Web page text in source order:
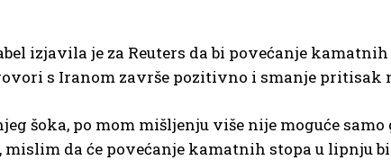
izjavila je za Reuters da bi povećanje
s Iranom završe pozitivno i smanje pritisak
šoka, po mom mišljenju više nije moguće samo
mislim da će povećanje kamatnih stopa u lipnju